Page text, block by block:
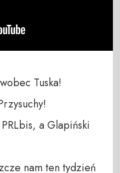
Tuska!
a Glapiński
nam ten tydzień